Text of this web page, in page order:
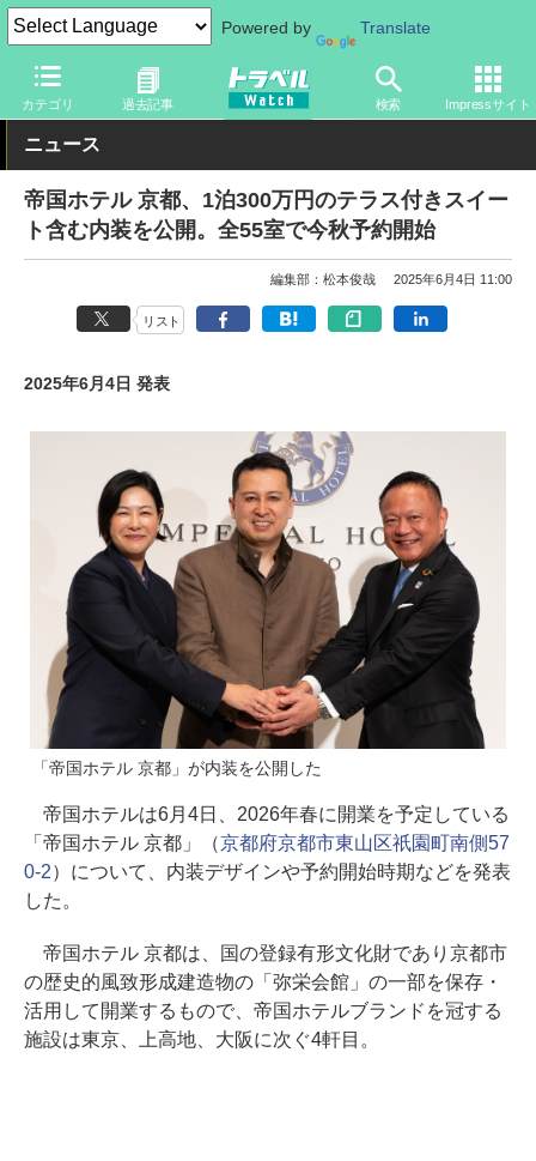
Powered by Translate
カテゴリ 過去記事 検索 Impressサイト
トラベル Watch 地域 国内旅行 京都
ニュース
帝国ホテル 京都、1泊300万円のテラス付きスイー
ト含む内装を公開。全55室で今秋予約開始
編集部：松本俊哉 2025年6月4日 11:00
リスト
2025年6月4日 発表
「帝国ホテル 京都」が内装を公開した
帝国ホテルは6月4日、2026年春に開業を予定している
「帝国ホテル 京都」（京都府京都市東山区祇園町南側57
0-2）について、内装デザインや予約開始時期などを発表
した。
帝国ホテル 京都は、国の登録有形文化財であり京都市
の歴史的風致形成建造物の「弥栄会館」の一部を保存・
活用して開業するもので、帝国ホテルブランドを冠する
施設は東京、上高地、大阪に次ぐ4軒目。